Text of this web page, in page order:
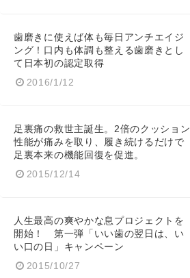
歯磨きに使えば体も毎日アンチエイジ
ング！口内も体調も整える歯磨きとし
て日本初の認定取得
2016/1/12
足裏痛の救世主誕生。2倍のクッション
性能が痛みを取り、履き続けるだけで
足裏本来の機能回復を促進。
2015/12/14
人生最高の爽やかな息プロジェクトを
開始！ 第一弾「いい歯の翌日は、い
い口の日」キャンペーン
2015/10/27